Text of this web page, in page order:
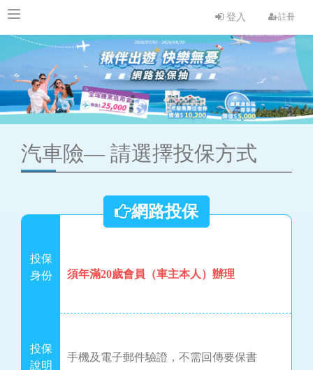
登入 註冊
汽車險—請選擇投保方式
網路投保
投保
身份
須年滿20歲會員（車主本人）辦理
投保
說明
手機及電子郵件驗證，不需回傳要保書